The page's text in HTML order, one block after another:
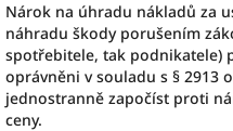
Nárok na úhradu nákladů za
náhradu škody porušením
spotřebitele, tak podnikatele)
oprávněni v souladu s § 2913
jednostranně započíst proti
ceny.